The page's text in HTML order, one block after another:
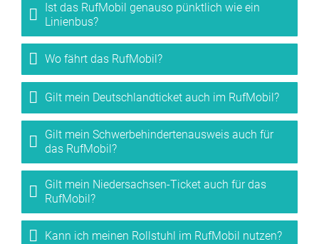
Ist das RufMobil genauso pünktlich wie ein
Linienbus?
Wo fährt das RufMobil?
Gilt mein Deutschlandticket auch im RufMobil?
Gilt mein Schwerbehindertenausweis auch für
das RufMobil?
Gilt mein Niedersachsen-Ticket auch für das
RufMobil?
Kann ich meinen Rollstuhl im RufMobil nutzen?